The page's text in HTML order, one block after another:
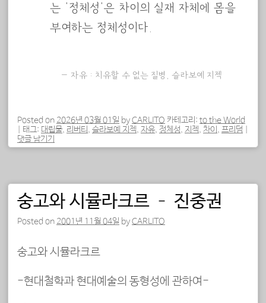
는 ‘정체성’은 차이의 실재 자체에 몸을
부여하는 정체성이다.
자유 : 치유할 수 없는 질병, 슬라보예 지젝
Posted on 2026년 03월 01일 byCARLITO 카테고리: to the World
태그: 대립물, 리버티, 슬라보예 지젝, 자유, 정체성, 지젝, 차이 , 프리덤
댓글 남기기
숭고와 시뮬라크르 – 진중권
Posted on 2001년 11월 04일 byCARLITO
숭고와 시뮬라크르
-현대철학과 현대예술의 동형성에 관하여-